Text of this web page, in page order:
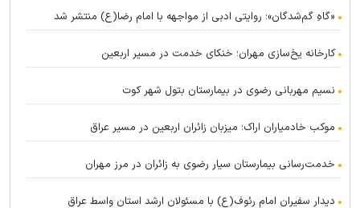
«گاهِ گم‌شدگان»؛ روایتی ادبی از مواجهه با امام رضا(ع) منتشر شد
کارخانه یخ‌سازی مهران؛ خنکای خدمت در مسیر اربعین
نسیم مهربانی رضوی در بیمارستان بتول شهر کوت
موکب خادمیاران اراک؛ میزبان زائران اربعین در مسیر عراق
خدمت‌رسانی بیمارستان سیار رضوی به زائران در مرز مهران
دیدار سفیران امام رئوف(ع) با مسئولان ارشد استان واسط عراق